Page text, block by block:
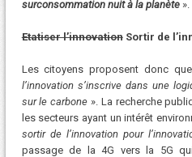
surconsommation nuit à la planète».
Etatiser l’innovationSortir de
Les citoyens proposent donc
l’innovation s’inscrive dans une
sur le carbone ». La recherche
les secteurs ayant un intérêt
sortir de l’innovation pour
passage de la 4G vers la 5G